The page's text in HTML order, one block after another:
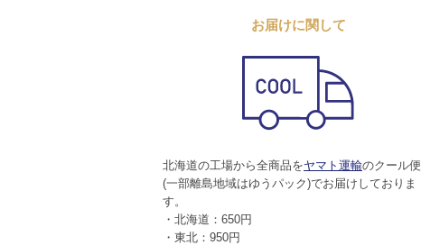
お届けに関して
北海道の工場から全商品をヤマト運輸のクール便
(一部離島地域はゆうパック)でお届けしておりま
す。
・北海道：650円
・東北：950円